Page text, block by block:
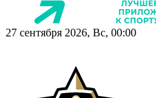
27 сентября 2026, Вс, 00:00